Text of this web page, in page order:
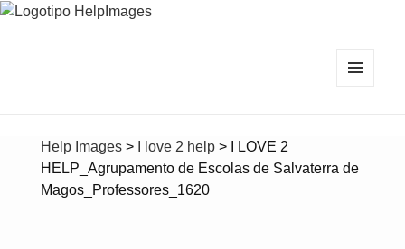
Help Images> I love 2 help>
I LOVE 2
HELP_Agrupamento de Escolas de Salvaterra de
Magos_Professores_1620